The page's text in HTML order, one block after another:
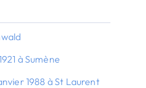
à Sumène
1988 à St Laurent